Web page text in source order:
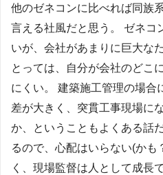
他のゼネコンに比べれば同族
言える社風だと思う。 ゼネコ
いが、会社があまりに巨大な
とっては、自分が会社のどこ
にくい。 建築施工管理の場合
差が大きく、突貫工事現場に
か、ということもよくある話
るので、心配はいらない(かも
く、現場監督は人として成長